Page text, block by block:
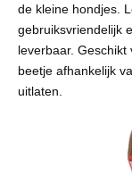
de kleine hondjes.
gebruiksvriendelijk
leverbaar.
beetje afhankelijk
uitlaten.